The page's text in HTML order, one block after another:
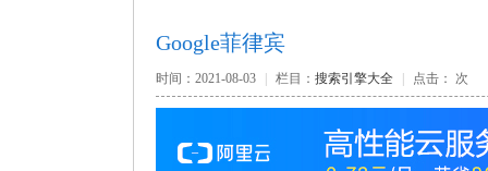
Google菲律宾
时间：2021-08-03 栏目： 搜索引擎大全 点击： 次